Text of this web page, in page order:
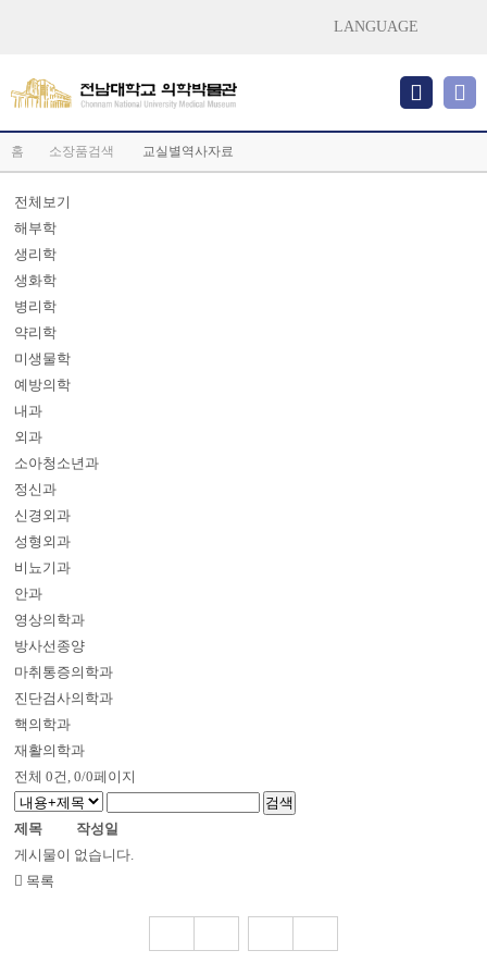
LANGUAGE
홈 소장품검색 교실별역사자료
전체보기
해부학
생리학
생화학
병리학
약리학
미생물학
예방의학
내과
외과
소아청소년과
정신과
신경외과
성형외과
비뇨기과
안과
영상의학과
방사선종양
마취통증의학과
진단검사의학과
핵의학과
재활의학과
전체0건, 0/0페이지
제목
작성일
게시물이 없습니다.
목록